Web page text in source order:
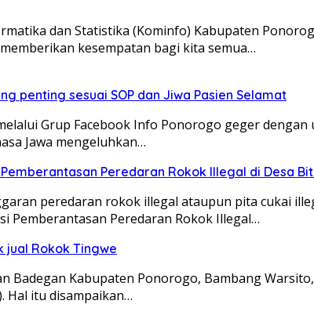
dan Statistika (Kominfo) Kabupaten
kesempatan bagi kita semua…
penting sesuai SOP dan Jiwa Pasien Selamat
Grup Facebook Info Ponorogo geger
Jawa mengeluhkan…
Peredaran Rokok Illegal di Desa
peredaran rokok illegal ataupun pita cukai
Pemberantasan Peredaran Rokok Illegal…
jual Rokok Tingwe
Badegan Kabupaten Ponorogo, Bambang
Hal itu disampaikan…